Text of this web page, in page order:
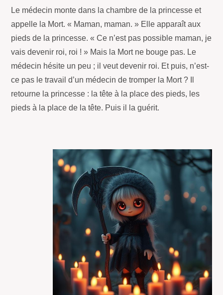
Le médecin monte dans la chambre de la princesse et
appelle la Mort. « Maman, maman. » Elle apparaît aux
pieds de la princesse. « Ce n’est pas possible maman, je
vais devenir roi, roi ! » Mais la Mort ne bouge pas. Le
médecin hésite un peu ; il veut devenir roi. Et puis, n’est-
ce pas le travail d’un médecin de tromper la Mort ? Il
retourne la princesse : la tête à la place des pieds, les
pieds à la place de la tête. Puis il la guérit.